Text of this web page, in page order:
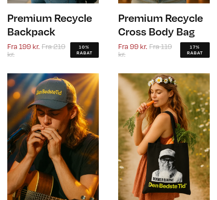
Premium Recycle
Backpack
Fra 199 kr. Fra219
kr.
10%
RABAT
Premium Recycle
Cross Body Bag
Fra 99 kr. Fra119
kr.
17%
RABAT